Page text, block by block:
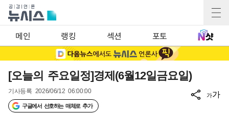
메인 랭킹 섹션 포토
[오늘의 주요일정]경제(6월12일금요일)
기사등록 2026/06/12 06:00:00
구글에서 선호하는 매체로 추가
가가